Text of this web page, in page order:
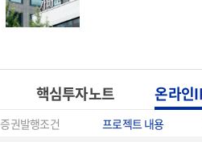
핵심투자노트 온라인
증권발행조건 프로젝트 내용